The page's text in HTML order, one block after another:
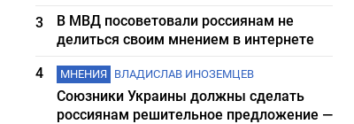
3
В МВД посоветовали россиянам не
делиться своим мнением в интернете
4
МНЕНИЯ ВЛАДИСЛАВ ИНОЗЕМЦЕВ
Союзники Украины должны сделать
россиянам решительное предложение —